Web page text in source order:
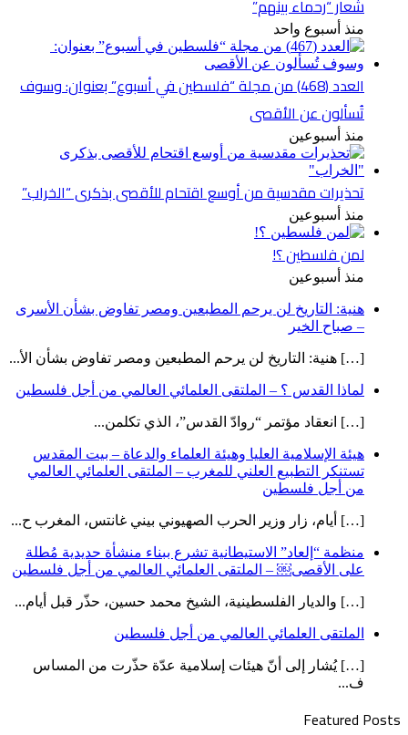
شعار “رحماء بينهم”
منذ أسبوع واحد
العدد (468) من مجلة “فلسطين في أسبوع” بعنوان: وسوف
تُسألون عن الأقصى
منذ أسبوعين
تحذيرات مقدسية من أوسع اقتحام للأقصى بذكرى “الخراب”
منذ أسبوعين
لمن فلسطين ؟!
منذ أسبوعين
هنية: التاريخ لن يرحم المطبعين ومصر تفاوض بشأن الأسرى
– صباح الخير
[…] هنية: التاريخ لن يرحم المطبعين ومصر تفاوض بشأن الأ...
لماذا القدس ؟ – الملتقى العلمائي العالمي من أجل فلسطين
[…] انعقاد مؤتمر “روادّ القدس”، الذي تكلمن...
هيئة الإسلامية العليا وهيئة العلماء والدعاة – بيت المقدس
تستنكر التطبيع العلني للمغرب – الملتقى العلمائي العالمي
من أجل فلسطين
[…] أيام، زار وزير الحرب الصهيوني بيني غانتس، المغرب ح...
منظمة “إلعاد” الاستيطانية تشرع ببناء منشأة حديدية مُطلة
على الأقصى￼ – الملتقى العلمائي العالمي من أجل فلسطين
[…] والديار الفلسطينية، الشيخ محمد حسين، حذّر قبل أيام...
الملتقى العلمائي العالمي من أجل فلسطين
[…] يُشار إلى أنّ هيئات إسلامية عدّة حذّرت من المساس
ف...
Featured Posts